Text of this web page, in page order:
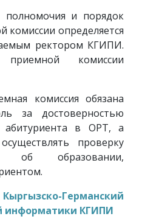
и порядок
комиссии определяется
ректором КГИПИ.
комиссии
обязана
за достоверностью
абитуриента в ОРТ, а
проверку
об образовании,
Германский
информатики КГИПИ